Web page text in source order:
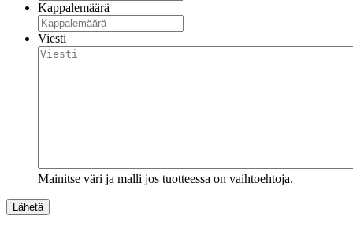
Kappalemäärä
Viesti
Mainitse väri ja malli jos tuotteessa on vaihtoehtoja.